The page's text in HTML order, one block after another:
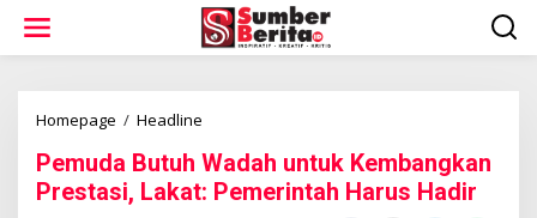
w
Homepage / Headline
m
u
d
Pemuda Butuh Wadah untuk Kembangkan
Prestasi, Lakat: Pemerintah Harus Hadir